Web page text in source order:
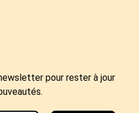
pour rester à jour